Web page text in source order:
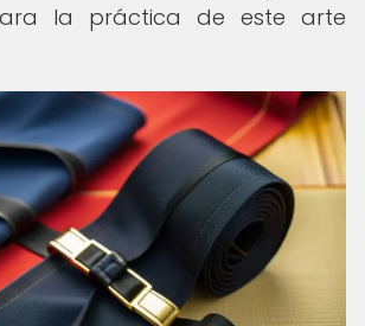
la práctica de este arte